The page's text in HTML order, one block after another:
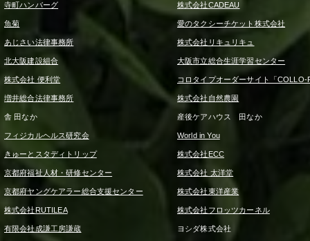
寺町ハンバーグ 株式会社CADEAU
魚菊 愛のタクシーチケット株式会社
あじさい法律事務所 株式会社リキュリキュ
北大阪建設組合 大阪市立総合生涯学習センター
株式会社 便利堂 コロタイプオーダーサイト「COLLO-
増井総合法律事務所 株式会社自然農園
舎 田なか 産後ケアハウス 田なか
フィジカルヘルス研究会 World in You
きゅーとスタディトリップ 株式会社ECC
京都府福祉人材・研修センター 株式会社 太洋堂
京都府ヤングケアラー総合支援センター 株式会社東洋産業
株式会社RUTILEA 株式会社フロッツカーネル
有限会社成謙工房謙蔵 ヨシダ株式会社